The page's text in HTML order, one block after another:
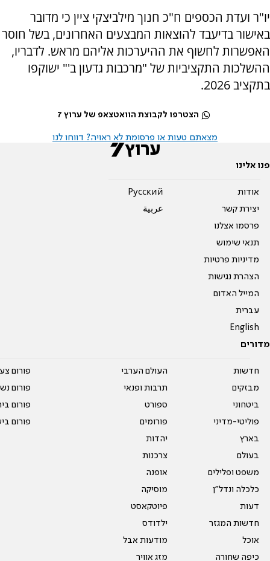
יו"ר ועדת הכספים ח"כ חנוך מילביצקי ציין כי מדובר
באישור בדיעבד להוצאות המבצעים האחרונים, בשל חוסר
האפשרות לחשוף את ההיערכות אליהם מראש. לדבריו,
ההשלכות התקציביות של "מרכבות גדעון ב'" ישוקפו
בתקציב 2026.
הצטרפו לקבוצת הוואטצאפ של ערוץ 7
מצאתם טעות או פרסומת לא ראויה? דווחו לנו
פנו אלינו
אודות
יצירת קשר
פרסמו אצלנו
תנאי שימוש
מדיניות פרטיות
הצהרת נגישות
המייל האדום
עברית
English
Pусский
عربية
מדורים
חדשות
מבזקים
ביטחוני
פוליטי-מדיני
בארץ
בעולם
משפט ופלילים
כלכלה ונדל"ן
דעות
חדשות המגזר
אוכל
כיפה שחורה
העולם הערבי
תרבות ופנאי
ספורט
פורומים
יהדות
צרכנות
אופנה
מוסיקה
פיוטקאסט
ילדודס
מודעות אבל
מזג אוויר
פורום
פורום
פורום
פורום